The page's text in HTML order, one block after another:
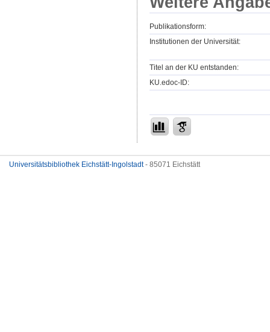
Publikationsform:
Institutionen der Universität:
Titel an der KU entstanden:
KU.edoc-ID:
Universitätsbibliothek Eichstätt-Ingolstadt- 85071 Eichstätt